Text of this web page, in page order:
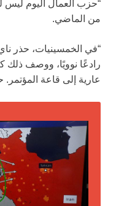
“حزب العمال اليوم ليس
من الماضي.
“في الخمسينيات، حذر
رادعًا نوويًا، ووصف ذلك
عارية إلى قاعة